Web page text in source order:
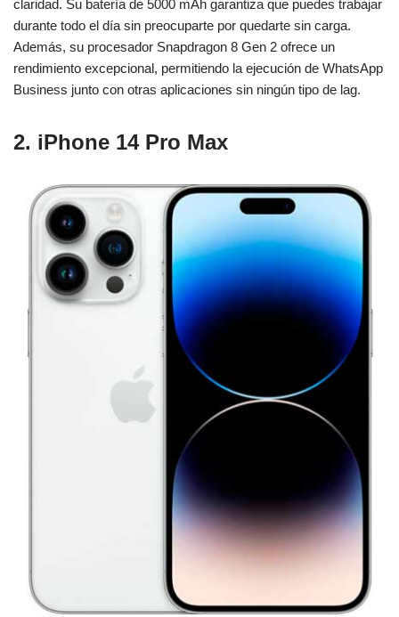
claridad. Su batería de 5000 mAh garantiza que puedes trabajar
durante todo el día sin preocuparte por quedarte sin carga.
Además, su procesador Snapdragon 8 Gen 2 ofrece un
rendimiento excepcional, permitiendo la ejecución de WhatsApp
Business junto con otras aplicaciones sin ningún tipo de lag.
2. iPhone 14 Pro Max